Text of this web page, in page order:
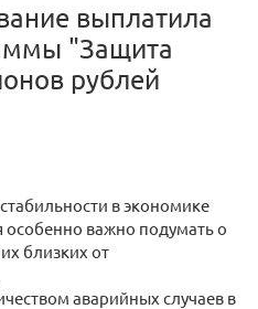
выплатила
"Защита
рублей
в экономике
особенно важно подумать о
близких от
аварийных случаев в